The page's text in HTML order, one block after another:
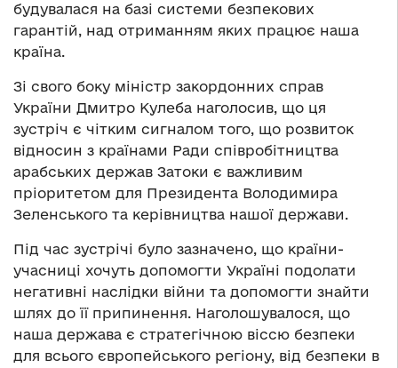
будувалася на базі системи безпекових
гарантій, над отриманням яких працює наша
країна.
Зі свого боку міністр закордонних справ
України Дмитро Кулеба наголосив, що ця
зустріч є чітким сигналом того, що розвиток
відносин з країнами Ради співробітництва
арабських держав Затоки є важливим
пріоритетом для Президента Володимира
Зеленського та керівництва нашої держави.
Під час зустрічі було зазначено, що країни-
учасниці хочуть допомогти Україні подолати
негативні наслідки війни та допомогти знайти
шлях до її припинення. Наголошувалося, що
наша держава є стратегічною віссю безпеки
для всього європейського регіону, від безпеки в